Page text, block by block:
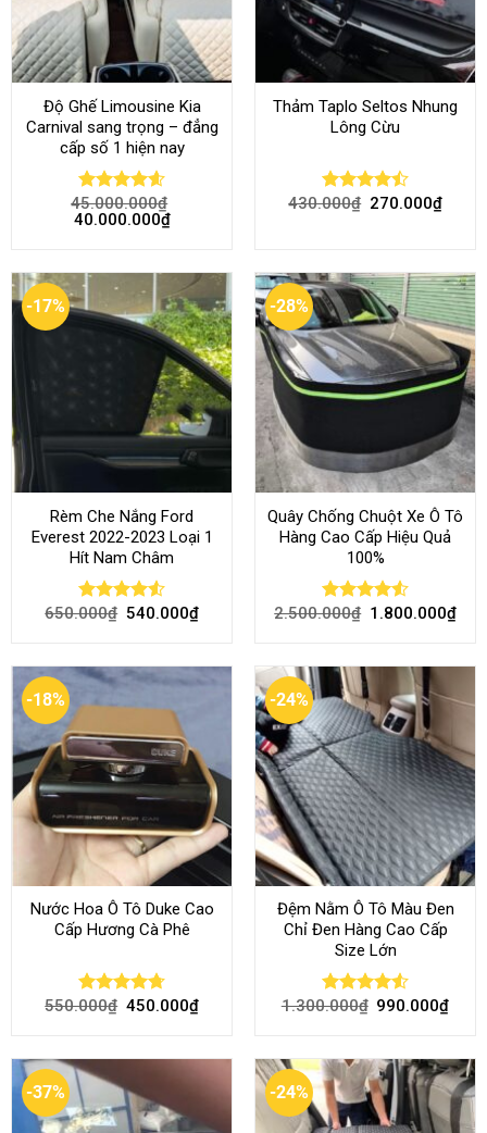
Độ Ghế Limousine Kia
Carnival sang trọng – đẳng
cấp số 1 hiện nay
Rated4.58
out of 5
45.000.000₫
40.000.000₫
Thảm Taplo Seltos Nhung
Lông Cừu
Rated
430.000₫ 270.000₫
-17%
Rèm Che Nắng Ford
Everest 2022-2023 Loại 1
Hít Nam Châm
Rated4.51
650.000₫ 540.000₫
-28%
Quây Chống Chuột Xe Ô Tô
Hàng Cao Cấp Hiệu Quả
100%
Rated 4.51
2.500.000₫ 1.800.000₫
-18%
Nước Hoa Ô Tô Duke Cao
Cấp Hương Cà Phê
Rated4.70
550.000₫ 450.000₫
-24%
Đệm Nằm Ô Tô Màu Đen
Chỉ Đen Hàng Cao Cấp
Size Lớn
Rated 4.54
1.300.000₫ 990.000₫
-37% -24%